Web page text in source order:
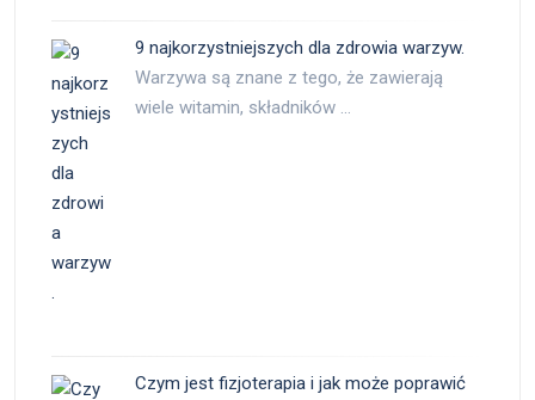
9 najkorzystniejszych dla zdrowia warzyw.
Warzywa są znane z tego, że zawierają
wiele witamin, składników …
Czym jest fizjoterapia i jak może poprawić